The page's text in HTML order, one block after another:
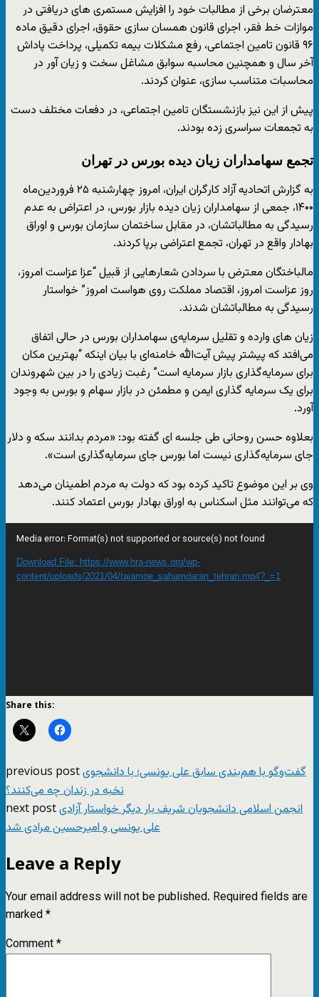
معترضان برخی از مطالبات خود را افزایش مستمری های دریافتی در
موازات خط فقر، اجرای قانون همسان سازی حقوق، اجرای دقیق ماده
۹۶ قانون تامین اجتماعی، رفع مشکلات بیمه تکمیلی، پرداخت پاداش
آخر سال و همچنین محاسبه سوابق مشاغل سخت و زیان آور در
محاسبات متناسب سازی، عنوان کردند.
پیش از این نیز بازنشستگان تامین اجتماعی، در دفعات مختلف دست
به تجمعات سراسری زده بودند.
تجمع سهامداران زیان دیده بورس در تهران
به گزارش اتحادیه آزاد کارگران ایران، امروز چهارشنبه ۲۵ فروردین‌ماه
۱۴۰۰، جمعی از سهامداران زیان دیده بازار بورس، در اعتراض به عدم
رسیدگی به مطالباتشان، در مقابل ساختمان سازمان بورس و اوراق
بهادار واقع در تهران، تجمع اعتراضی برپا کردند.
مالباختگان معترض با سردادن شعارهایی از قبیل “عزا عزاست امروز،
روز عزاست امروز، اقتصاد مملکت روی هواست امروز” خواستار
رسیدگی به مطالباتشان شدند.
زیان های وارده و تقلیل سرمایه‌ی سهامداران بورس در حالی اتفاق
می‌افتد که پیشتر پیش آیت‌الله خامنه‌ای با بیان اینکه “بهترین مکان
برای سرمایه‌گذاری بازار سرمایه است” رغبت زیادی را در بین شهروندان
برای یک سرمایه گذاری ایمن و مطمئن در بازار سهام و بورس به وجود
آورد.
بعلاوه حسن روحانی طی جلسه ای گفته بود: «مردم بدانند سکه و دلار
جای سرمایه‌گذاری نیست اما بورس جای سرمایه‌گذاری است».
وی بر این موضوع تاکید کرده بود که دولت به مردم اطمینان می‌دهد
که می‌توانند مثل اسکناس به اوراق بهادار بورس اعتماد کنند.
Player
Media error: Format(s) not supported or source(s) not found
Download File: https://www.hra-news.org/wp-
content/uploads/2021/04/tajamoe_sahamdaran_tehran.mp4?_=1
نمایشگر
ویدیو
Share this:
previous postگفت‌وگو با هم‌بندی سابق علی یونسی؛ با دانشجوی
نخبه در زندان چه می‌کنند؟
next postانجمن اسلامی دانشجویان شریف بار دیگر خواستار آزادی
علی یونسی و امیرحسین مرادی شد
Leave a Reply
Your email address will not be published. Required fields are
marked*
Comment*